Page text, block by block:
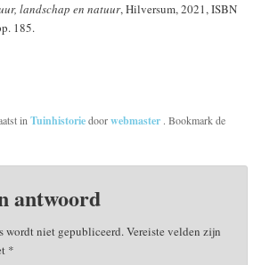
landschap en natuur, Hilversum, 2021, ISBN
185.
inTuinhistoriedoorwebmaster . Bookmark de
antwoord
wordt niet gepubliceerd.Vereiste velden zijn
*